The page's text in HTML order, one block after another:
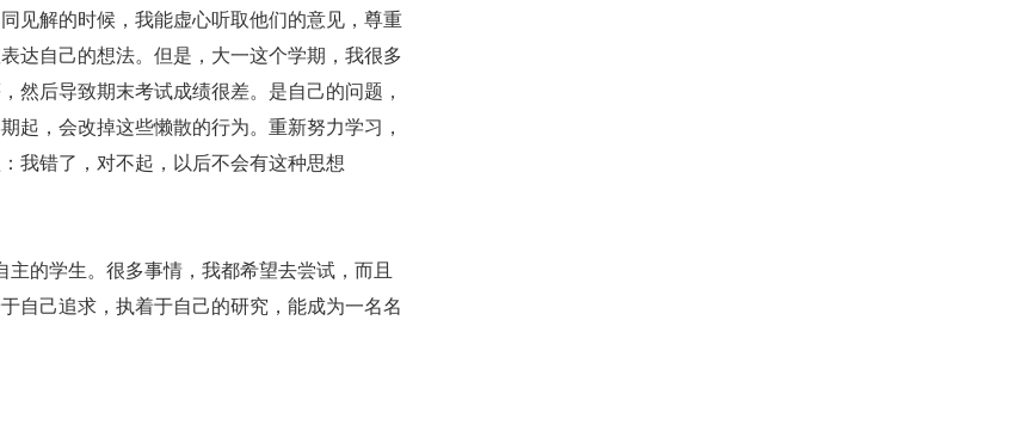
见解的时候，我能虚心听取他们的意见，尊重
达自己的想法。但是，大一这个学期，我很多
然后导致期末考试成绩很差。是自己的问题，
起，会改掉这些懒散的行为。重新努力学习，
我错了，对不起，以后不会有这种思想
的学生。很多事情，我都希望去尝试，而且
自己追求，执着于自己的研究，能成为一名名